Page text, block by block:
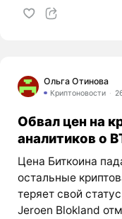
Ольга Отинова
Криптоновости
Обвал цен на
аналитиков о
Цена Биткоина
остальные
теряет свой
Jeroen Blokland